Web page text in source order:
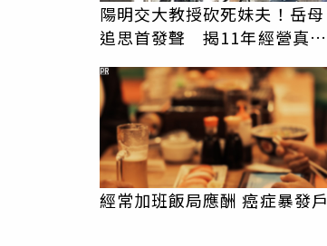
陽明交大教授砍死妹夫！岳母
追思首發聲 揭11年經營真相
經常加班飯局應酬 癌症暴發戶
PR